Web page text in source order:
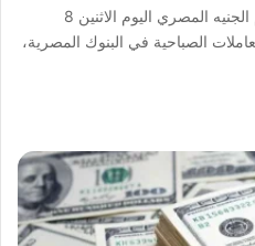
شهدت أسعار الدولار الأمريكي أمام الجنيه المصري اليوم الاثنين 8
التعاملات الصباحية في البنوك المصرية،